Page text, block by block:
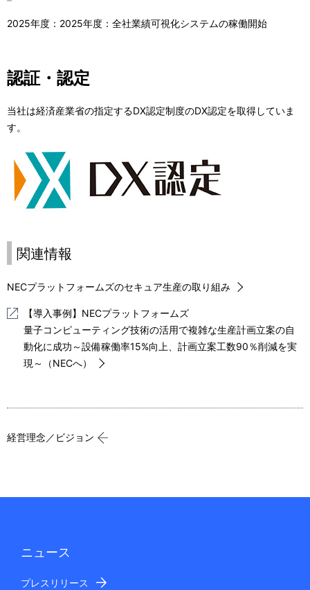
2025年度：2025年度：全社業績可視化システムの稼働開始
認証・認定
当社は経済産業省の指定するDX認定制度のDX認定を取得していま
す。
関連情報
NECプラットフォームズのセキュア生産の取り組み
【導入事例】NECプラットフォームズ
量子コンピューティング技術の活用で複雑な生産計画立案の自
動化に成功～設備稼働率15%向上、計画立案工数90％削減を実
現～（NECへ）
経営理念／ビジョン
ニュース
プレスリリース